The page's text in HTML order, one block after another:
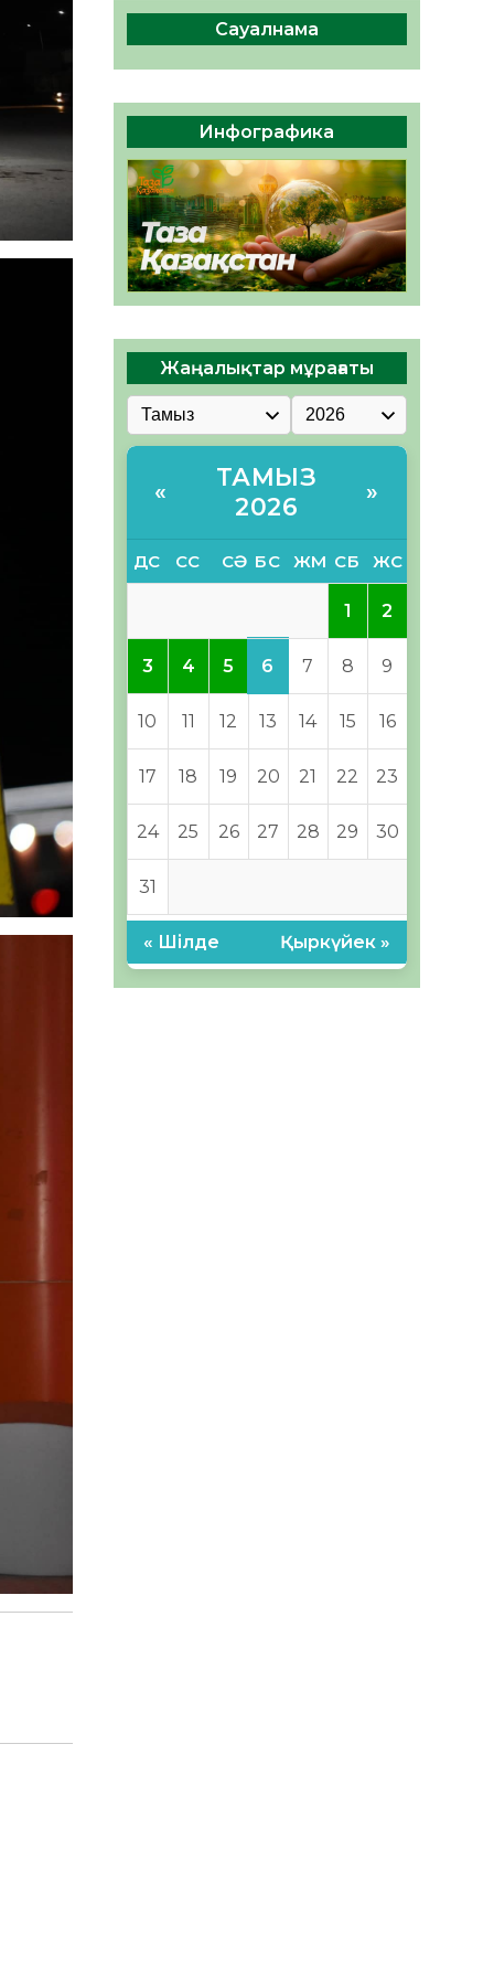
Үкіметтік емес ұйымдарға
арналған сыйлықақы
конкурсына өтінім қабылдау
басталды
04.08.2026 44 0
Сауалнама
Инфографика
Жаңалықтар мұрағаты
«
ТАМЫЗ
2026
»
ДС СС СӘ БС ЖМ СБ ЖС
1 2
3 4 5 6 7 8 9
10 11 12 13 14 15 16
17 18 19 20 21 22 23
24 25 26 27 28 29 30
31
« Шілде Қыркүйек »